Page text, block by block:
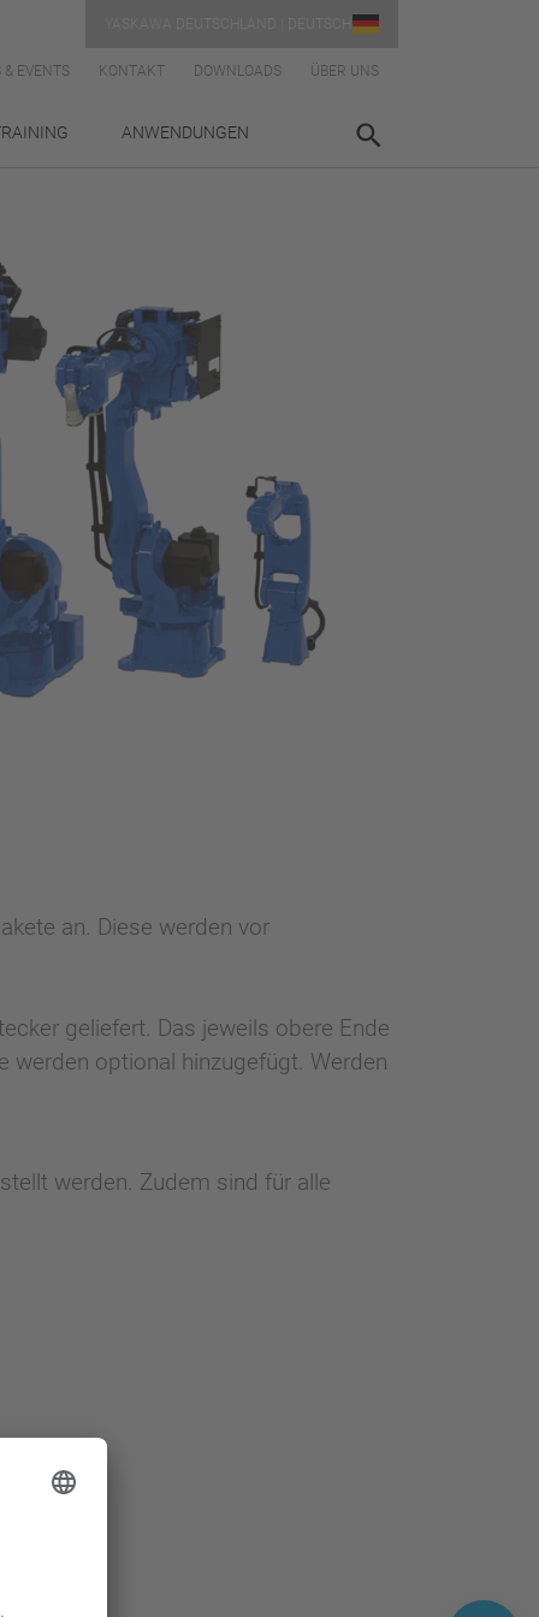
& EVENTS KONTAKT DOWNLOADS ÜBER UNS
ANWENDUNGEN
an. Diese werden vor
geliefert. Das jeweils obere Ende
werden optional hinzugefügt. Werden
werden. Zudem sind für alle